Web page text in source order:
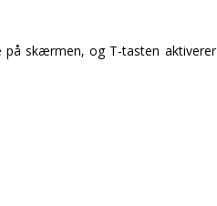
på skærmen, og T-tasten aktiverer